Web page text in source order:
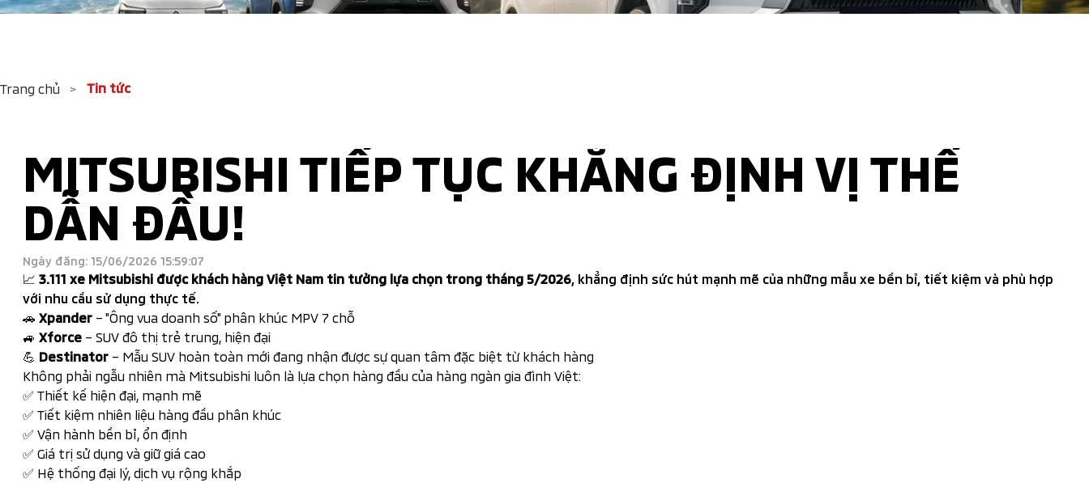
Trang chủ > Tin tức
MITSUBISHI TIẾP TỤC KHẲNG ĐỊNH VỊ THẾ
DẪN ĐẦU!
Ngày đăng: 15/06/2026 15:59:07
📈 3.111 xe Mitsubishi được khách hàng Việt Nam tin tưởng lựa chọn trong tháng 5/2026 , khẳng định sức hút mạnh mẽ của những mẫu xe bền bỉ, tiết kiệm và phù hợp
với nhu cầu sử dụng thực tế.
🚗 Xpander – "Ông vua doanh số" phân khúc MPV 7 chỗ
🚙 Xforce – SUV đô thị trẻ trung, hiện đại
💪 Destinator – Mẫu SUV hoàn toàn mới đang nhận được sự quan tâm đặc biệt từ khách hàng
Không phải ngẫu nhiên mà Mitsubishi luôn là lựa chọn hàng đầu của hàng ngàn gia đình Việt:
✅ Thiết kế hiện đại, mạnh mẽ
✅ Tiết kiệm nhiên liệu hàng đầu phân khúc
✅ Vận hành bền bỉ, ổn định
✅ Giá trị sử dụng và giữ giá cao
✅ Hệ thống đại lý, dịch vụ rộng khắp